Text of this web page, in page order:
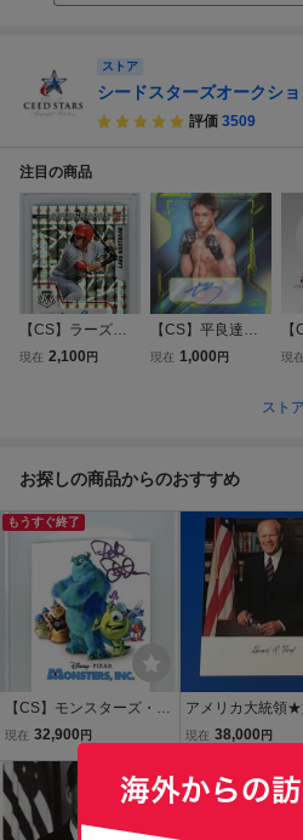
ストア
シードスターズオークショ
評価 3509
注目の商品
【CS】ラーズ・
ヌートバー 直筆
ロックホルダー
現在 2,100 円
【CS】平良達郎
直筆 サイン 入り T
ド 新品 UVケース
怜
現在 1,000 円
直
み
現在
スト
お探しの商品からのおすすめ
もうすぐ終了
【CS】モンスターズ・イ
ンク 監督 ピート・ドクタ
ー 直筆 サイン 入り ポス
ター ベケット社鑑定ロッ
クホルダー入り ピクサー
ディズニー
現在 32,900 円
アメリカ大統領
大統領 ジェラルド
ロモ
現在 38,000 円